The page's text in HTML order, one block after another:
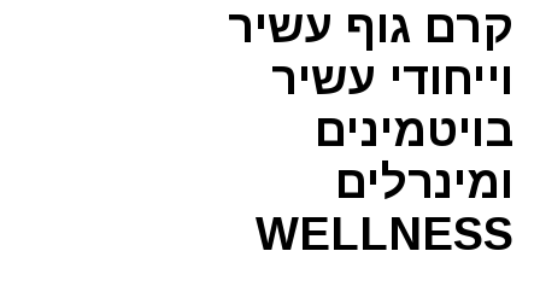
ומינרלים
WELLNESS
קרם גוף עשיר
וייחודי עשיר
בויטמינים
ומינרלים
WELLNESS